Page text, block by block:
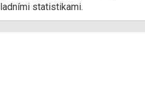
statistikami.